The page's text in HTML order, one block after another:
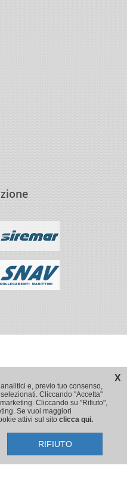
X
e, previo tuo consenso,
Cliccando "Accetta"
Cliccando su "Rifiuto",
Se vuoi maggiori
attivi sul sito clicca qui.
RIFIUTO